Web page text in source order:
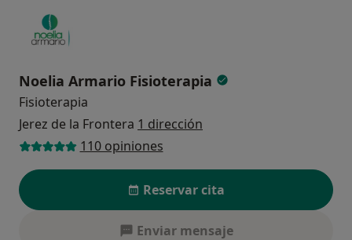
Noelia Armario Fisioterapia
Fisioterapia
Jerez de la Frontera 1 dirección
110 opiniones
Reservar cita
Enviar mensaje